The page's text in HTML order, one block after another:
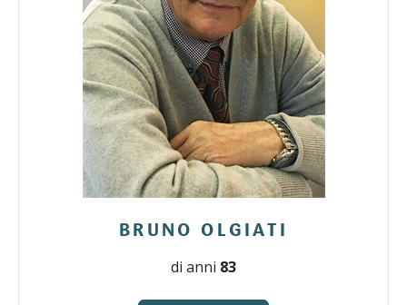
BRUNO OLGIATI
di anni 83